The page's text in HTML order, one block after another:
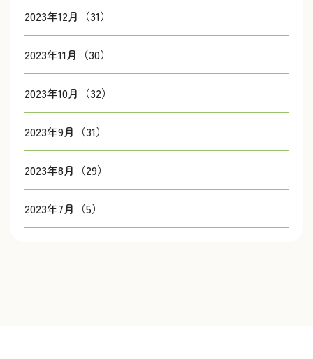
2023年12月（31）
2023年11月（30）
2023年10月（32）
2023年9月（31）
2023年8月（29）
2023年7月（5）